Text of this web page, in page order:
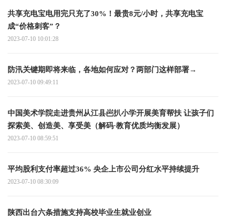
共享充电宝电用完只充了30%！最贵8元/小时，共享充电宝
成“价格刺客”？
2023-07-10 10:01:28
防汛关键期即将来临，各地如何应对？两部门这样部署→
2023-07-10 09:49:11
中国美术学院走进贵州从江县岜扒小学开展美育帮扶 让孩子们
探索美、创造美、享受美（解码·教育优质均衡发展）
2023-07-10 08:59:51
平均股利支付率超过36% 央企上市公司分红水平持续提升
2023-07-10 08:30:09
陕西出台六条措施支持高校毕业生就业创业